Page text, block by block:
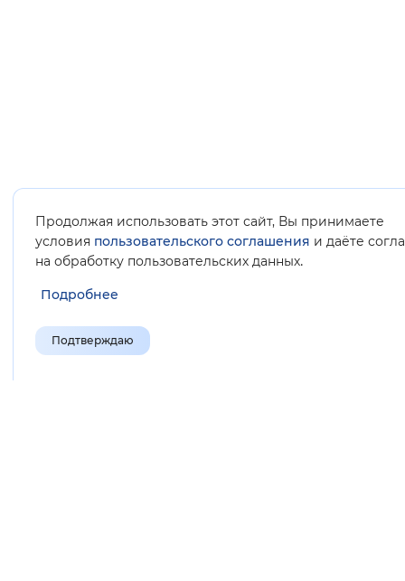
ОПУБЛИКОВАНО 28.12.2023 14:23
ОБНОВЛЕНО 28.12.2023 14:32
Продолжая использовать этот сайт, Вы принимаете
условия пользовательского соглашения и даёте
на обработку пользовательских данных.
Подробнее
Подтверждаю